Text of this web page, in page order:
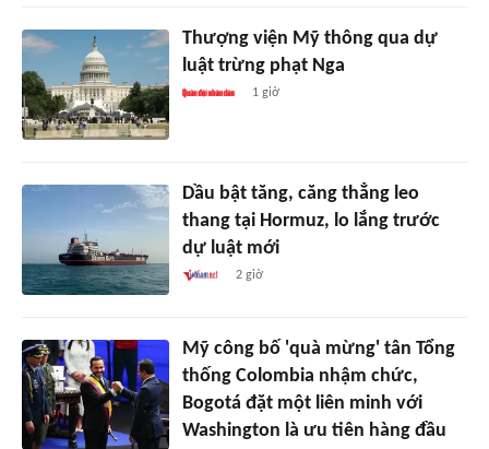
Thượng viện Mỹ thông qua dự
luật trừng phạt Nga
1 giờ
Dầu bật tăng, căng thẳng leo
thang tại Hormuz, lo lắng trước
dự luật mới
2 giờ
Mỹ công bố 'quà mừng' tân Tổng
thống Colombia nhậm chức,
Bogotá đặt một liên minh với
Washington là ưu tiên hàng đầu